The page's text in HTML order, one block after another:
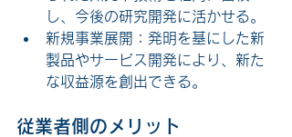
し、今後の研究開発に活かせる。
新規事業展開：発明を基にした新
製品やサービス開発により、新た
な収益源を創出できる。
従業者側のメリット